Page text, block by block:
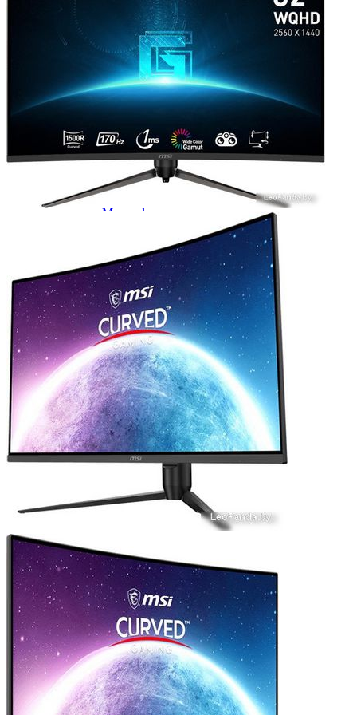
Наборы клавиатура и мышь
Коврики для мыши
Мультимедиа
Акустика
Наушники и гарнитуры
Микрофоны